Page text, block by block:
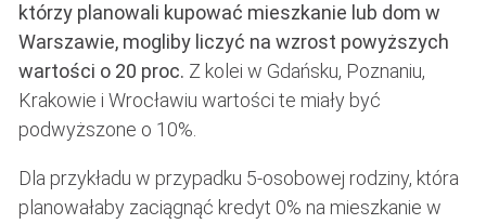
którzy planowali kupować mieszkanie lub dom w
Warszawie, mogliby liczyć na wzrost powyższych
wartości o 20 proc. Z kolei w Gdańsku, Poznaniu,
Krakowie i Wrocławiu wartości te miały być
podwyższone o 10%.
Dla przykładu w przypadku 5-osobowej rodziny, która
planowałaby zaciągnąć kredyt 0% na mieszkanie w